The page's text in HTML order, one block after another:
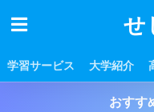
せ
学習サービス 大学紹介
おすす